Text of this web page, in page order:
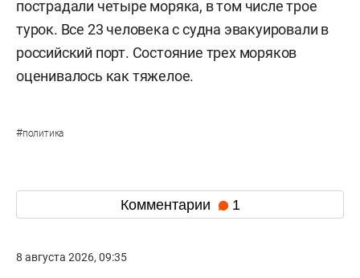
пострадали четыре моряка, в том числе трое
турок. Все 23 человека с судна эвакуировали в
российский порт. Состояние трех моряков
оценивалось как тяжелое.
#политика
Комментарии 1
8 августа 2026, 09:35